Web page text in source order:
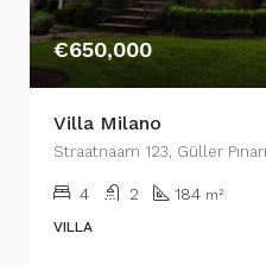
€650,000
Villa Milano
4 2 184 m²
VILLA